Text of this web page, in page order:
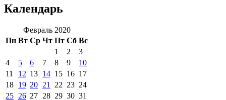
Календарь
Февраль 2020
Пн Вт Ср Чт Пт Сб Вс
1
2
3
4
5 6 7 8 9
10
11
12 13 14 15 16 17
18 19 20 21 22 23 24
25 26 27 28 29 30 31